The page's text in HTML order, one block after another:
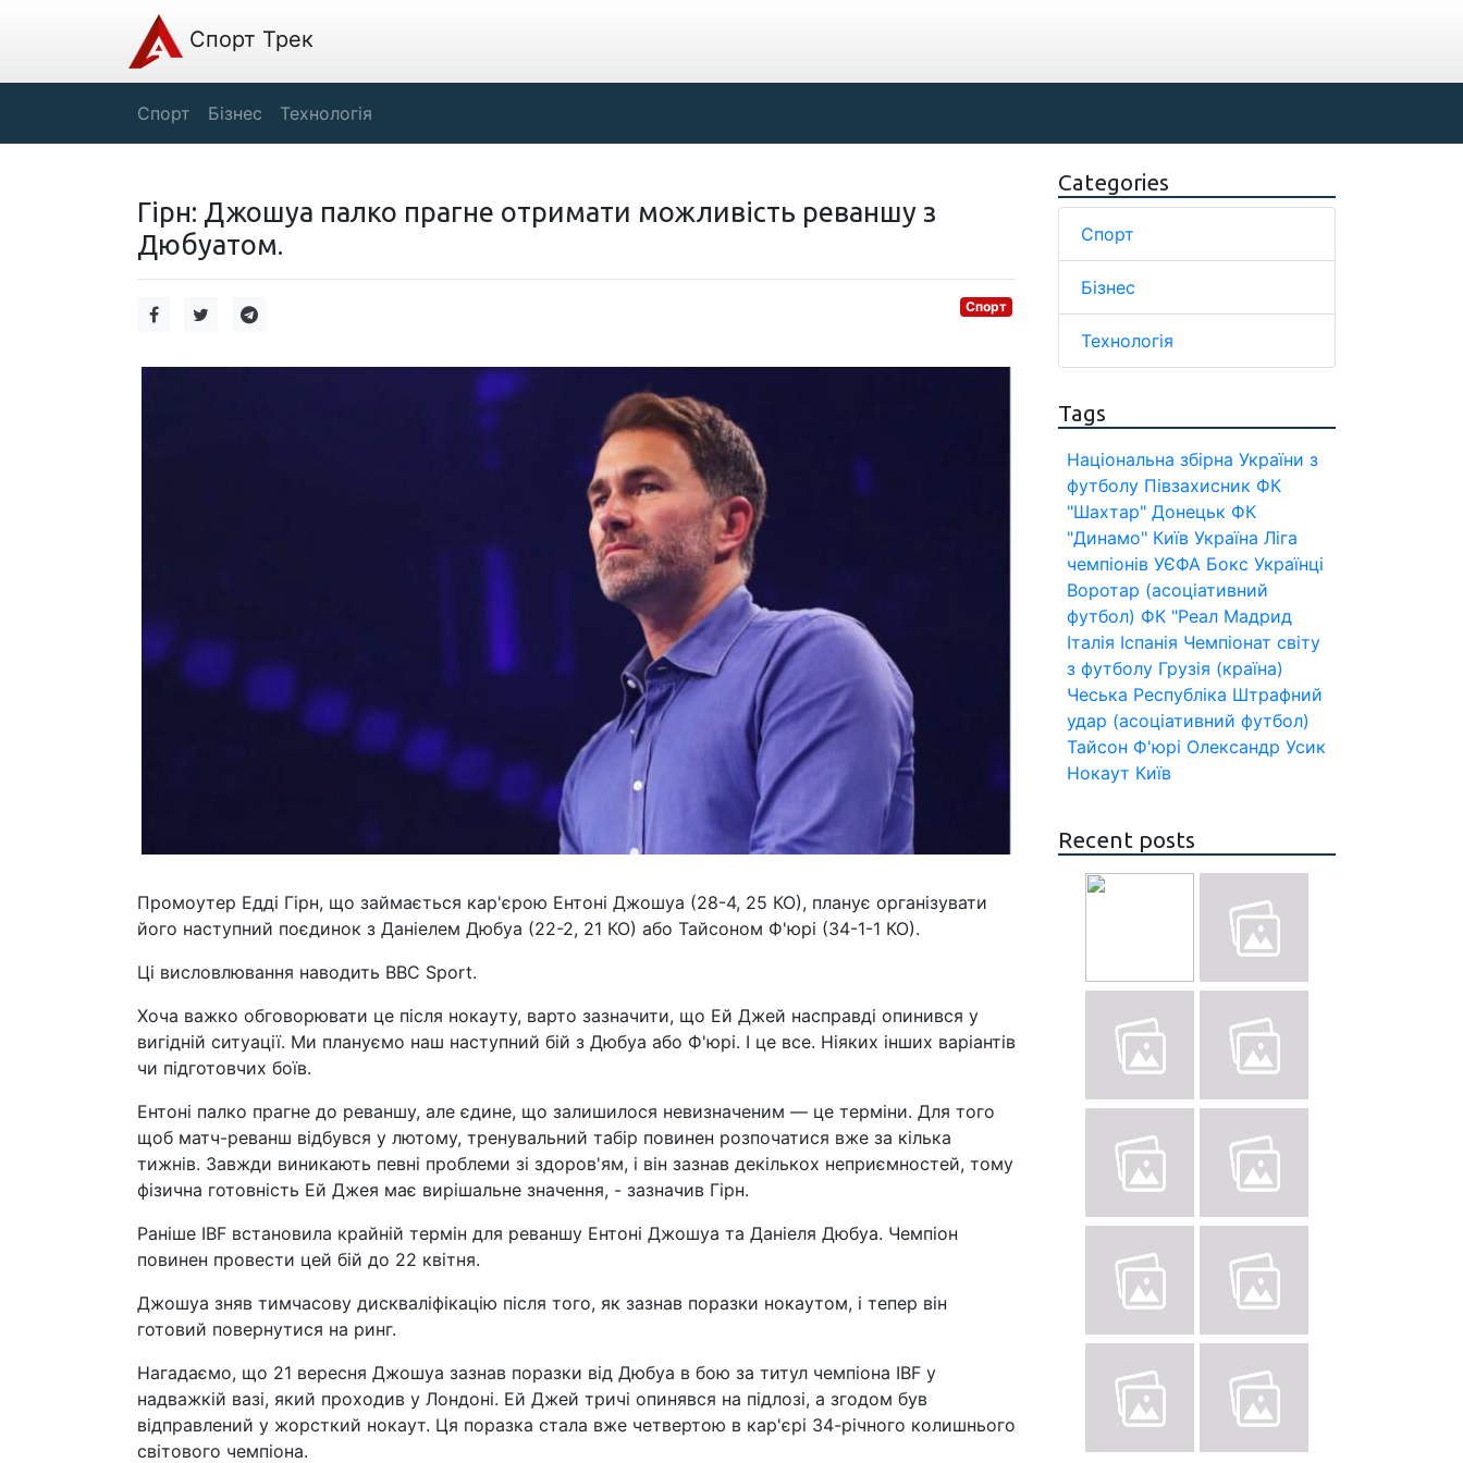
Спорт Трек
Спорт Бізнес Технологія
Гірн: Джошуа палко прагне отримати можливість реваншу з
Дюбуатом.
Спорт
Промоутер Едді Гірн, що займається кар'єрою Ентоні Джошуа (28-4, 25 КО), планує організувати
його наступний поєдинок з Даніелем Дюбуа (22-2, 21 КО) або Тайсоном Ф'юрі (34-1-1 КО).
Ці висловлювання наводить BBC Sport.
Хоча важко обговорювати це після нокауту, варто зазначити, що Ей Джей насправді опинився у
вигідній ситуації. Ми плануємо наш наступний бій з Дюбуа або Ф'юрі. І це все. Ніяких інших варіантів
чи підготовчих боїв.
Ентоні палко прагне до реваншу, але єдине, що залишилося невизначеним — це терміни. Для того
щоб матч-реванш відбувся у лютому, тренувальний табір повинен розпочатися вже за кілька
тижнів. Завжди виникають певні проблеми зі здоров'ям, і він зазнав декількох неприємностей, тому
фізична готовність Ей Джея має вирішальне значення, - зазначив Гірн.
Раніше IBF встановила крайній термін для реваншу Ентоні Джошуа та Даніеля Дюбуа. Чемпіон
повинен провести цей бій до 22 квітня.
Джошуа зняв тимчасову дискваліфікацію після того, як зазнав поразки нокаутом, і тепер він
готовий повернутися на ринг.
Нагадаємо, що 21 вересня Джошуа зазнав поразки від Дюбуа в бою за титул чемпіона IBF у
надважкій вазі, який проходив у Лондоні. Ей Джей тричі опинявся на підлозі, а згодом був
відправлений у жорсткий нокаут. Ця поразка стала вже четвертою в кар'єрі 34-річного колишнього
світового чемпіона.
Categories
Спорт
Бізнес
Технологія
Tags
Національна збірна України з
футболу Півзахисник ФК
"Шахтар" Донецьк ФК
"Динамо" Київ Україна Ліга
чемпіонів УЄФА Бокс Українці
Воротар (асоціативний
футбол) ФК "Реал Мадрид
Італія Іспанія Чемпіонат світу
з футболу Грузія (країна)
Чеська Республіка Штрафний
удар (асоціативний футбол)
Тайсон Ф'юрі Олександр Усик
Нокаут Київ
Recent posts